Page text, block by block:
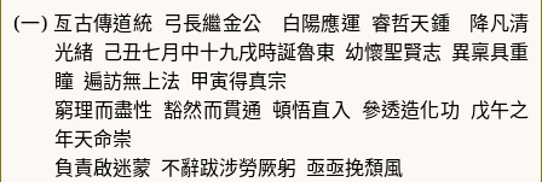
(一) 亙古傳道統 弓長繼金公 白陽應運 睿哲天鍾 降凡清
光緒 己丑七月中十九戌時誕魯東 幼懷聖賢志 異稟具重
瞳 遍訪無上法 甲寅得真宗
窮理而盡性 豁然而貫通 頓悟直入 參透造化功 戊午之
年天命崇
負責啟迷蒙 不辭跋涉勞厥躬 亟亟挽頹風